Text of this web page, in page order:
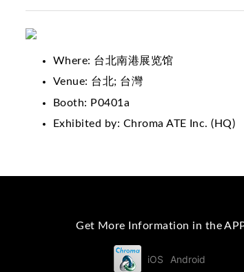
Where: 台北南港展览馆
Venue: 台北; 台灣
Booth: P0401a
Exhibited by: Chroma ATE Inc. (HQ)
Get More Information in the
iOS Android